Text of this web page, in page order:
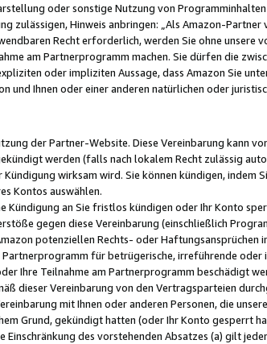
oder sonstige Nutzung von
zulässigen, Hinweis anbringen: „Als Amazon-
Recht erforderlich, werden Sie ohne unsere
am Partnerprogramm machen. Sie dürfen die
oder impliziten Aussage, dass Amazon Sie
und Ihnen oder einer anderen natürlichen oder
der Partner-Website. Diese Vereinbarung kann
werden (falls nach lokalem Recht zulässig
wirksam wird. Sie können kündigen, indem
Kontos auswählen.
an Sie fristlos kündigen oder Ihr Konto
gegen diese Vereinbarung (einschließlich
potenziellen Rechts- oder Haftungsansprüchen
für betrügerische, irreführende
Ihre Teilnahme am Partnerprogramm beschädigt
dieser Vereinbarung von den Vertragsparteien
mit Ihnen oder anderen Personen, die
Grund, gekündigt hatten (oder Ihr Konto gesperrt
des vorstehenden Absatzes (a) gilt